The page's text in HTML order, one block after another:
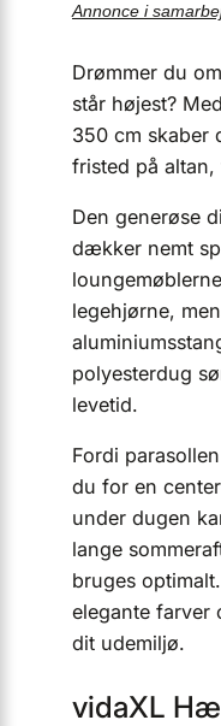
Annonce i
Drømmer du
står højest?
350 cm skaber
fristed på altan,
Den generøse
dækker nemt
legehjørne,
polyesterdug
levetid.
Fordi
du for en
under dugen
lange
bruges
elegante farver
dit udemiljø.
vidaXL